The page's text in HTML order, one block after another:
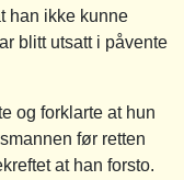
han ikke kunne
blitt utsatt i påvente
og forklarte at hun
før retten
at han forsto.